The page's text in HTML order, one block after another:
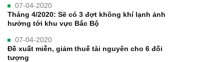
07-04-2020
Tháng 4/2020: Sẽ có 3 đợt không khí lạnh ảnh
hưởng tới khu vực Bắc Bộ
07-04-2020
Đề xuất miễn, giảm thuế tài nguyên cho 6 đối
tượng